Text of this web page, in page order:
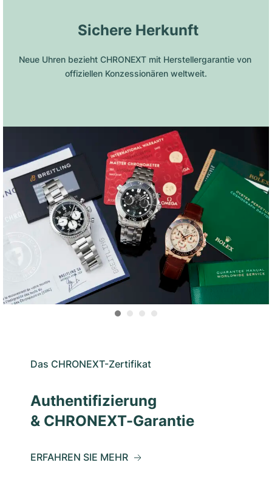
Sichere Herkunft
Neue Uhren bezieht CHRONEXT mit Herstellergarantie von
offiziellen Konzessionären weltweit.
Das CHRONEXT-Zertifikat
Authentifizierung
& CHRONEXT-Garantie
ERFAHREN SIE MEHR